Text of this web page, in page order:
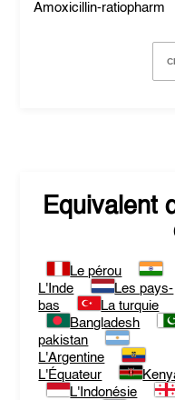
Amoxicillin-ratiopharm
Equivalent
Le pérou
L'Inde
Les pays-
bas
La turquie
Bangladesh
pakistan
L'Argentine
L'Équateur
L'Indonésie